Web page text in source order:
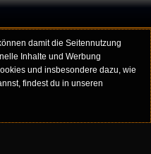
damit die Seitennutzung
Inhalte und Werbung
und insbesondere dazu, wie
findest du in unseren